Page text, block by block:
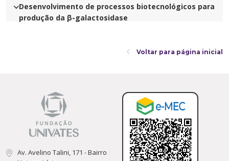
nutracêuticos
Desenvolvimento de processos biotecnológicos para
produção da β-galactosidase
Voltar para página inicial
Av. Avelino Talini, 171 - Bairro